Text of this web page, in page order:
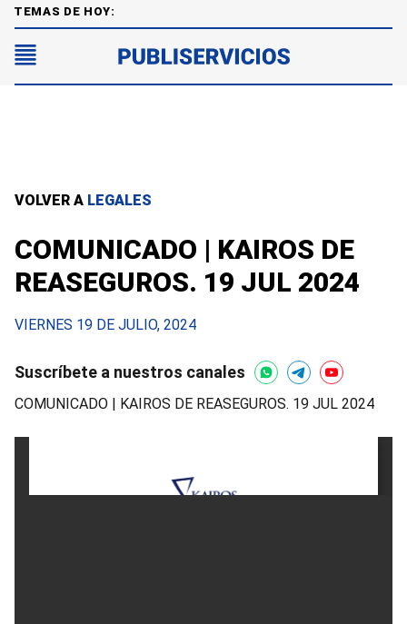
VOLVER A LEGALES
COMUNICADO | KAIROS DE
REASEGUROS. 19 JUL 2024
VIERNES 19 DE JULIO, 2024
Suscríbete a nuestros canales
COMUNICADO | KAIROS DE REASEGUROS. 19 JUL 2024
TEMAS DE HOY: